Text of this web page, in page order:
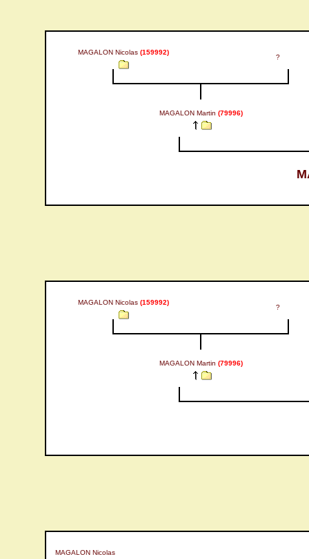
MAGALON Nicolas (159992)
?
MAGALON Martin (79996)
MAGALON Nicolas (159992)
?
MAGALON Martin (79996)
MAGALON Nicolas